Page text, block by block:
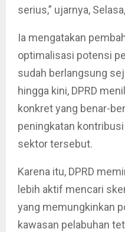
serius,” ujarnya,
Ia mengatakan
optimalisasi potensi
sudah berlangsung
hingga kini, DPRD
konkret yang benar-
peningkatan
sektor tersebut.
Karena itu, DPRD
lebih aktif mencari
yang memungkinkan
kawasan pelabuhan